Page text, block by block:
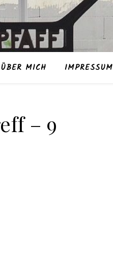
ÜBER MICH IMPRESSUM
– 9